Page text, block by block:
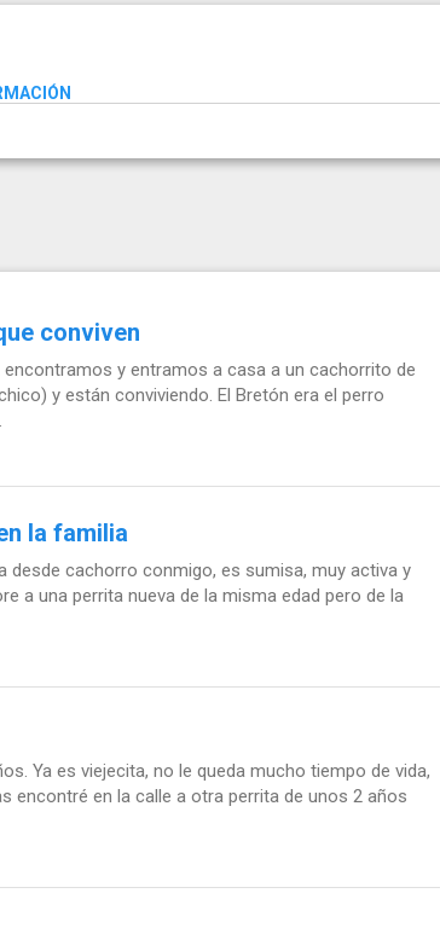
conviven
y entramos a casa a un cachorrito de
y están conviviendo. El Bretón era el perro
la familia
desde cachorro conmigo, es sumisa, muy activa y
a una perrita nueva de la misma edad pero de la
Ya es viejecita, no le queda mucho tiempo de vida,
encontré en la calle a otra perrita de unos 2 años